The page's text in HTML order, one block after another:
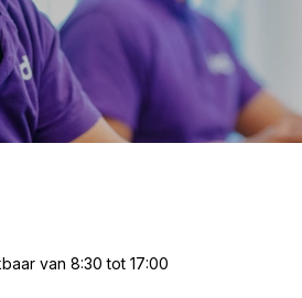
van 8:30 tot 17:00